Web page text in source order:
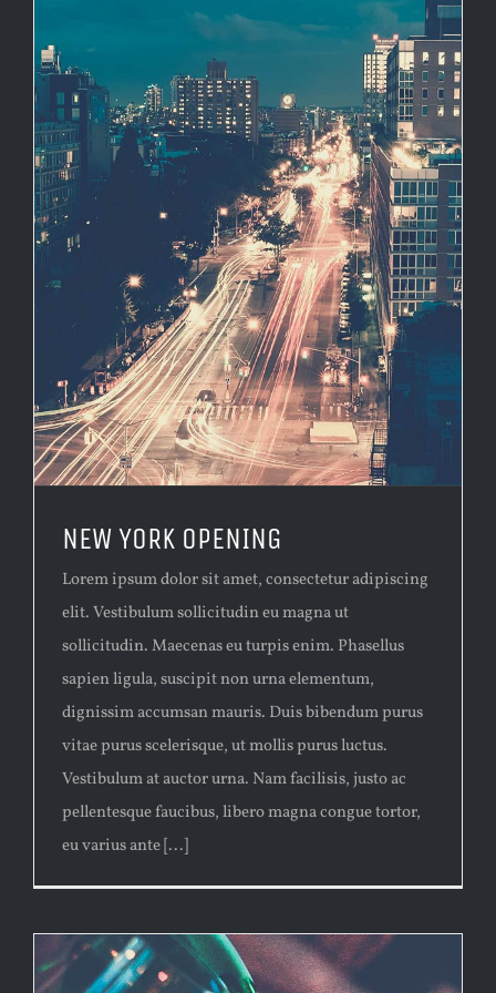
CONTACT
NEW YORK OPENING
Lorem ipsum dolor sit amet, consectetur adipiscing
elit. Vestibulum sollicitudin eu magna ut
sollicitudin. Maecenas eu turpis enim. Phasellus
sapien ligula, suscipit non urna elementum,
dignissim accumsan mauris. Duis bibendum purus
vitae purus scelerisque, ut mollis purus luctus.
Vestibulum at auctor urna. Nam facilisis, justo ac
pellentesque faucibus, libero magna congue tortor,
eu varius ante [...]